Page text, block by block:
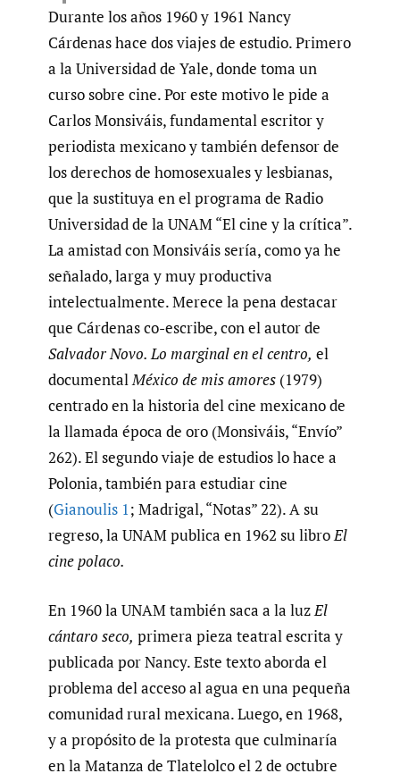
Durante los años 1960 y 1961 Nancy
Cárdenas hace dos viajes de estudio. Primero
a la Universidad de Yale, donde toma un
curso sobre cine. Por este motivo le pide a
Carlos Monsiváis, fundamental escritor y
periodista mexicano y también defensor de
los derechos de homosexuales y lesbianas,
que la sustituya en el programa de Radio
Universidad de la UNAM “El cine y la crítica”.
La amistad con Monsiváis sería, como ya he
señalado, larga y muy productiva
intelectualmente. Merece la pena destacar
que Cárdenas co-escribe, con el autor de
Salvador Novo. Lo marginal en el centro, el
documentalMéxico de mis amores (1979)
centrado en la historia del cine mexicano de
la llamada época de oro (Monsiváis, “Envío”
262). El segundo viaje de estudios lo hace a
Polonia, también para estudiar cine
(Gianoulis 1; Madrigal, “Notas” 22). A su
regreso, la UNAM publica en 1962 su libroEl
cine polaco.
En 1960 la UNAM también saca a la luzEl
cántaro seco, primera pieza teatral escrita y
publicada por Nancy. Este texto aborda el
problema del acceso al agua en una pequeña
comunidad rural mexicana. Luego, en 1968,
y a propósito de la protesta que culminaría
en la Matanza de Tlatelolco el 2 de octubre